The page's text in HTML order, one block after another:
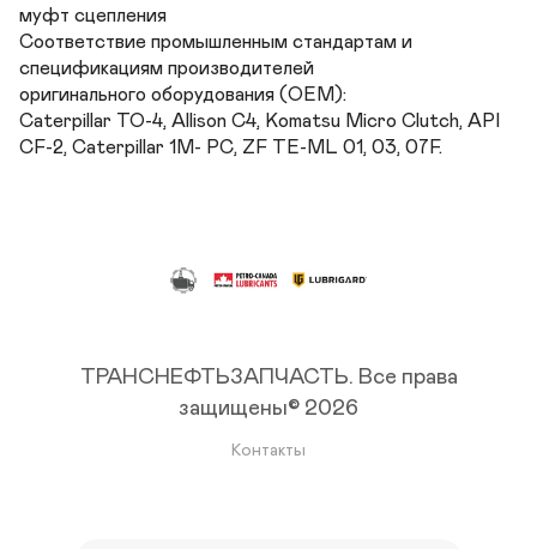
муфт сцепления
Соответствие промышленным стандартам и
спецификациям производителей
оригинального оборудования (OEM):
Caterpillar TO-4, Allison C4, Komatsu Micro Clutch, API
CF-2, Caterpillar 1M- PC, ZF TE-ML 01, 03, 07F.
ТРАНСНЕФТЬЗАПЧАСТЬ. Все права
защищены© 2026
Контакты